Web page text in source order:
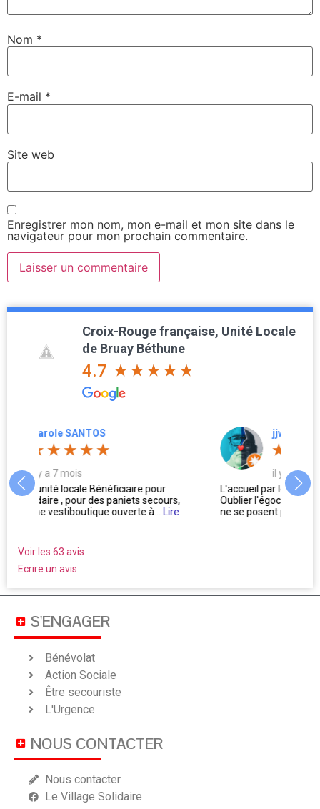
Nom *
E-mail *
Site web
Enregistrer mon nom, mon e-mail et mon site dans le
navigateur pour mon prochain commentaire.
Croix-Rouge française, Unité Locale
de Bruay Béthune
4.7
jjw d'Artois62
L'accueil par les bénévoles vous fait presque
Oublier l'égocentrisme de la nature humaine !!! Ils
ne se posent pas la...Lire plus
Très
Voir les 63 avis
Ecrire un avis
S'ENGAGER
Bénévolat
Action Sociale
Être secouriste
L'Urgence
NOUS CONTACTER
Nous contacter
Le Village Solidaire